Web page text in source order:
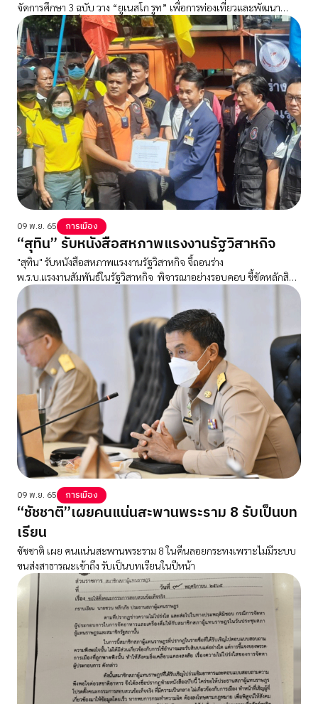
จัดการศึกษา 3 ฉบับ วาง “ยูเนสโก รูท” เพื่อการท่องเที่ยวและพัฒนา
เศรษฐกิจอย่างยั่งยืน
09 พ.ย. 65 การเมือง
“สุทิน” รับหนังสือสหภาพแรงงานรัฐวิสาหกิจ
"สุทิน" รับหนังสือสหภาพแรงงานรัฐวิสาหกิจ จี้ถอนร่าง
พ.ร.บ.แรงงานสัมพันธ์ในรัฐวิสาหกิจ พิจารณาอย่างรอบคอบ ชี้ขัดหลักสิทธิ
มนุษยชน- ละเมิดสิทธิแรงงาน
09 พ.ย. 65 การเมือง
“ชัชชาติ”เผยคนแน่นสะพานพระราม 8 รับเป็นบท
เรียน
ชัชชาติ เผย คนแน่นสะพานพระราม 8 ในคืนลอยกระทงเพราะไม่มีระบบ
ขนส่งสาธารณะเข้าถึง รับเป็นบทเรียนในปีหน้า